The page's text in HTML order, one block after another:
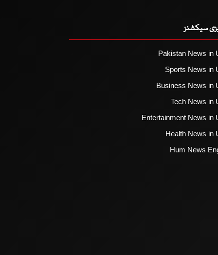
سیکشنز
Pakistan News in
Sports News in
Business News in
Tech News in
Entertainment News in
Health News in
Hum News